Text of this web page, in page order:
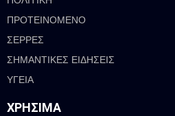
ΠΡΟΤΕΙΝΟΜΕΝΟ
ΣΕΡΡΕΣ
ΣΗΜΑΝΤΙΚΕΣ ΕΙΔΗΣΕΙΣ
ΥΓΕΙΑ
ΧΡΉΣΙΜΑ